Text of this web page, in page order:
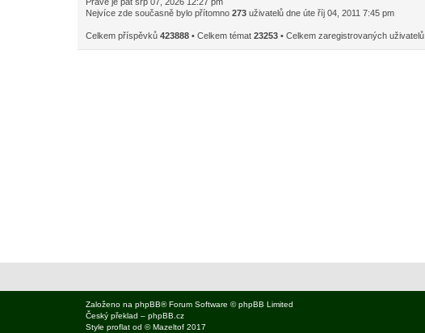
Nejvíce zde současně bylo přítomno 273 uživatelů dne úte říj 04, 2011 7:45 pm
Celkem příspěvků 423888 • Celkem témat 23253 • Celkem zaregistrovaných uživatelů
Založeno na phpBB® Forum Software © phpBB Limited
Český překlad – phpBB.cz
Style proflat od ©Mazeltof 2017